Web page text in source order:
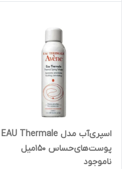
اسپری‌آب مدل EAU Thermale
پوست‌های‌حساس 150میل
ناموجود